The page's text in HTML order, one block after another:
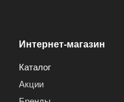
Интернет-магазин
Каталог
Акции